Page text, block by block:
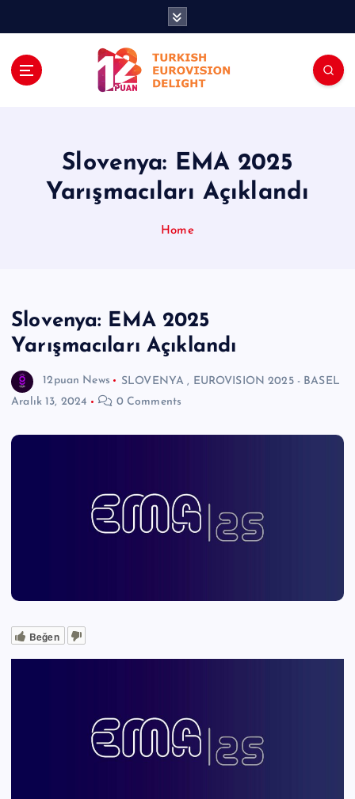
Slovenya: EMA 2025
Yarışmacıları Açıklandı
Home
Slovenya: EMA 2025
Yarışmacıları Açıklandı
12puan News SLOVENYA , EUROVISION 2025 - BASEL
Aralık 13, 2024
0 Comments
Beğen